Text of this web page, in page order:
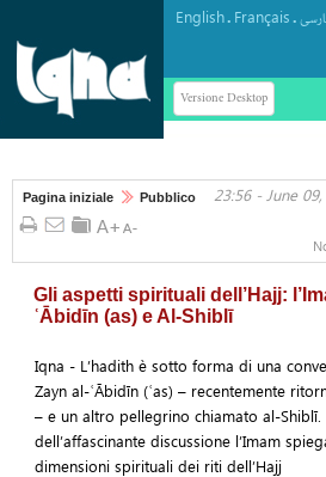
English. Français.
Versione Desktop
Pagina iniziale Pubblico 23:56 - June
Gli aspetti spirituali dell’Hajj:
ʿĀbidīn (as) e Al-Shiblī
Iqna - L’hadith è sotto forma di una
Zayn al-ʿĀbidīn (ʿas) – recentemente
– e un altro pellegrino chiamato al-
dell’affascinante discussione l’Imam
dimensioni spirituali dei riti dell’Hajj